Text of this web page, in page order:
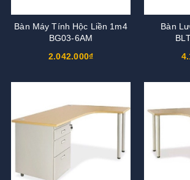
Bàn Máy Tính Hộc Liền 1m4
BG03-6AM
2.042.000₫
Bàn